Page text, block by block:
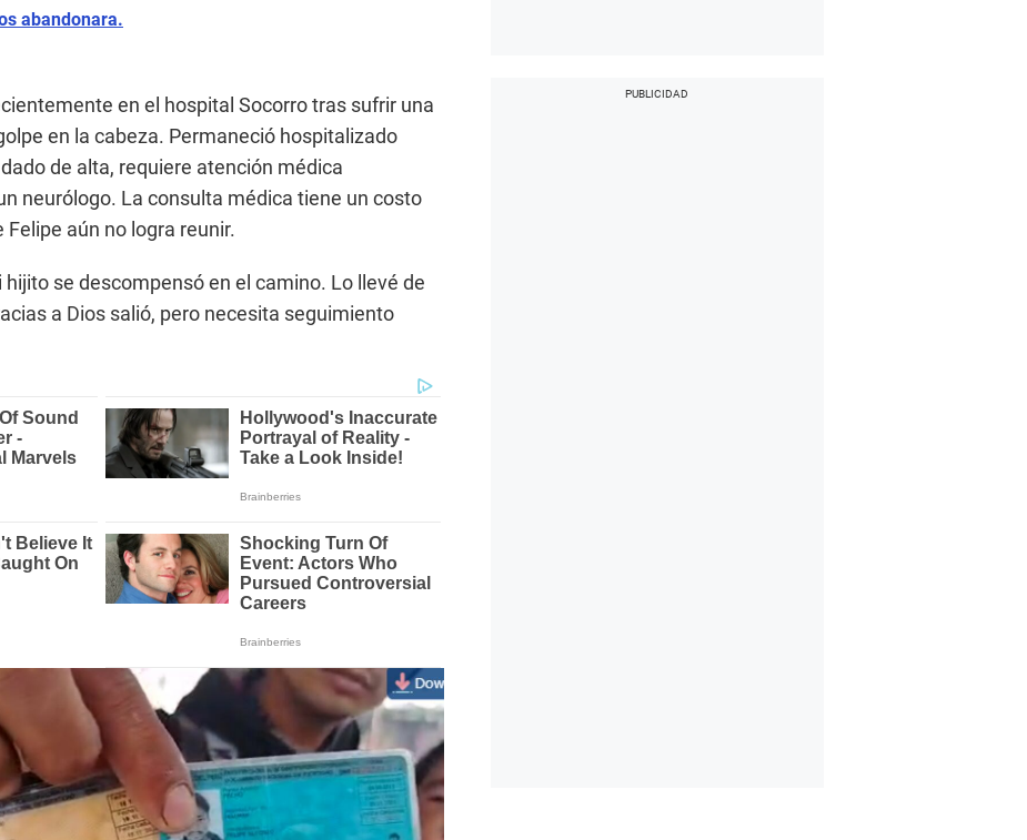
abandonara.
en el hospital Socorro tras sufrir una
en la cabeza. Permaneció hospitalizado
de alta, requiere atención médica
neurólogo. La consulta médica tiene un costo
aún no logra reunir.
se descompensó en el camino. Lo llevé de
a Dios salió, pero necesita seguimiento